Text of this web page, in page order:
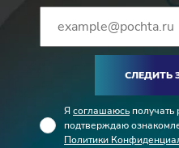
СЛЕДИТЬ
Я соглашаюсь
подтверждаю
Политики